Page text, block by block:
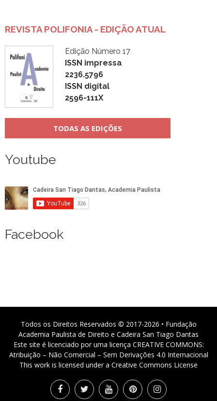
REVISTA POLIFONIA - EDIÇÃO ATUAL
Edição Número 17
ISSN impressa
2236.5796
ISSN digital
2596-111X
TODAS AS EDIÇÕES
Youtube
Facebook
Todos os Direitos Reservados © 2017-2026 • Fundação
Academia Paulista de Direito e Cadeira San Tiago Dantas
Este site é licenciado por uma licença CREATIVE COMMONS:
Atribuição – Não Comercial – Sem Derivações 4.0 Internacional
This work is licensed under a Creative Commons License